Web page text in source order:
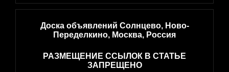
Доска объявлений Солнцево, Ново-
Переделкино, Москва, Россия
РАЗМЕЩЕНИЕ ССЫЛОК В СТАТЬЕ
ЗАПРЕЩЕНО